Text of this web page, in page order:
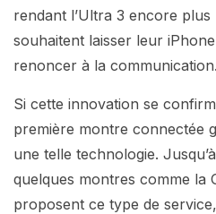
rendant l’Ultra 3 encore
souhaitent laisser leur
renoncer à la communication.
Si cette innovation se
première montre connectée
une telle technologie.
quelques montres comme la
proposent ce type de